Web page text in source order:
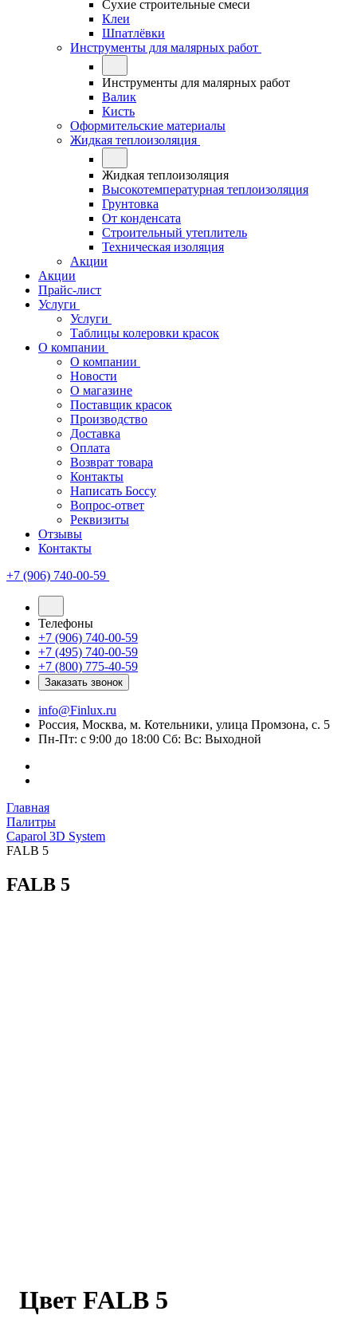
Сухие строительные смеси
Клеи
Шпатлёвки
Инструменты для малярных работ
Инструменты для малярных работ
Валик
Кисть
Оформительские материалы
Жидкая теплоизоляция
Жидкая теплоизоляция
Высокотемпературная теплоизоляция
Грунтовка
От конденсата
Строительный утеплитель
Техническая изоляция
Акции
Акции
Прайс-лист
Услуги
Услуги
Таблицы колеровки красок
О компании
О компании
Новости
О магазине
Поставщик красок
Производство
Доставка
Оплата
Возврат товара
Контакты
Написать Боссу
Вопрос-ответ
Реквизиты
Отзывы
Контакты
+7 (906) 740-00-59
Телефоны
+7 (906) 740-00-59
+7 (495) 740-00-59
+7 (800) 775-40-59
Заказать звонок
info@Finlux.ru
Россия, Москва, м. Котельники, улица Промзона, с. 5
Пн-Пт: с 9:00 до 18:00 Сб: Вс: Выходной
Главная
Палитры
Caparol 3D System
FALB 5
FALB 5
Цвет FALB 5